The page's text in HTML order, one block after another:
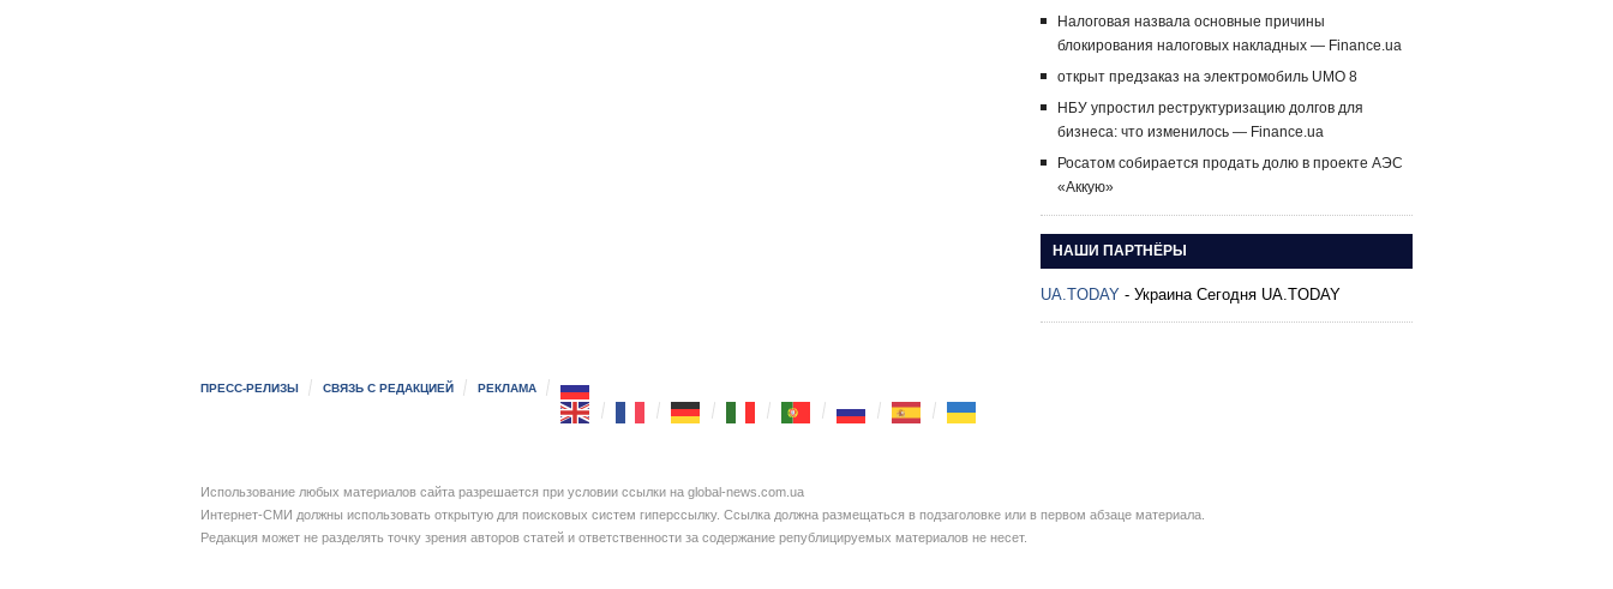
Налоговая назвала основные причины
блокирования налоговых накладных — Finance.ua
открыт предзаказ на электромобиль UMO 8
НБУ упростил реструктуризацию долгов для
бизнеса: что изменилось — Finance.ua
Росатом собирается продать долю в проекте АЭС
«Аккую»
НАШИ ПАРТНЁРЫ
UA.TODAY - Украина Сегодня UA.TODAY
ПРЕСС-РЕЛИЗЫ СВЯЗЬ С РЕДАКЦИЕЙ РЕКЛАМА
Использование любых материалов сайта разрешается при условии ссылки на global-news.com.ua
Интернет-СМИ должны использовать открытую для поисковых систем гиперссылку. Ссылка должна размещаться в подзаголовке или в первом абзаце материала.
Редакция может не разделять точку зрения авторов статей и ответственности за содержание републицируемых материалов не несет.